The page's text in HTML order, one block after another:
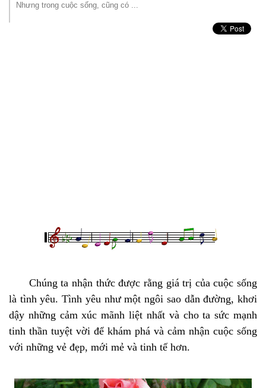
Nhưng trong cuộc sống, cũng có ...
Chúng ta nhận thức được rằng giá trị của cuộc sống
là tình yêu. Tình yêu như một ngôi sao dẫn đường, khơi
dậy những cảm xúc mãnh liệt nhất và cho ta sức mạnh
tinh thần tuyệt vời để khám phá và cảm nhận cuộc sống
với những vẻ đẹp, mới mẻ và tinh tế hơn.